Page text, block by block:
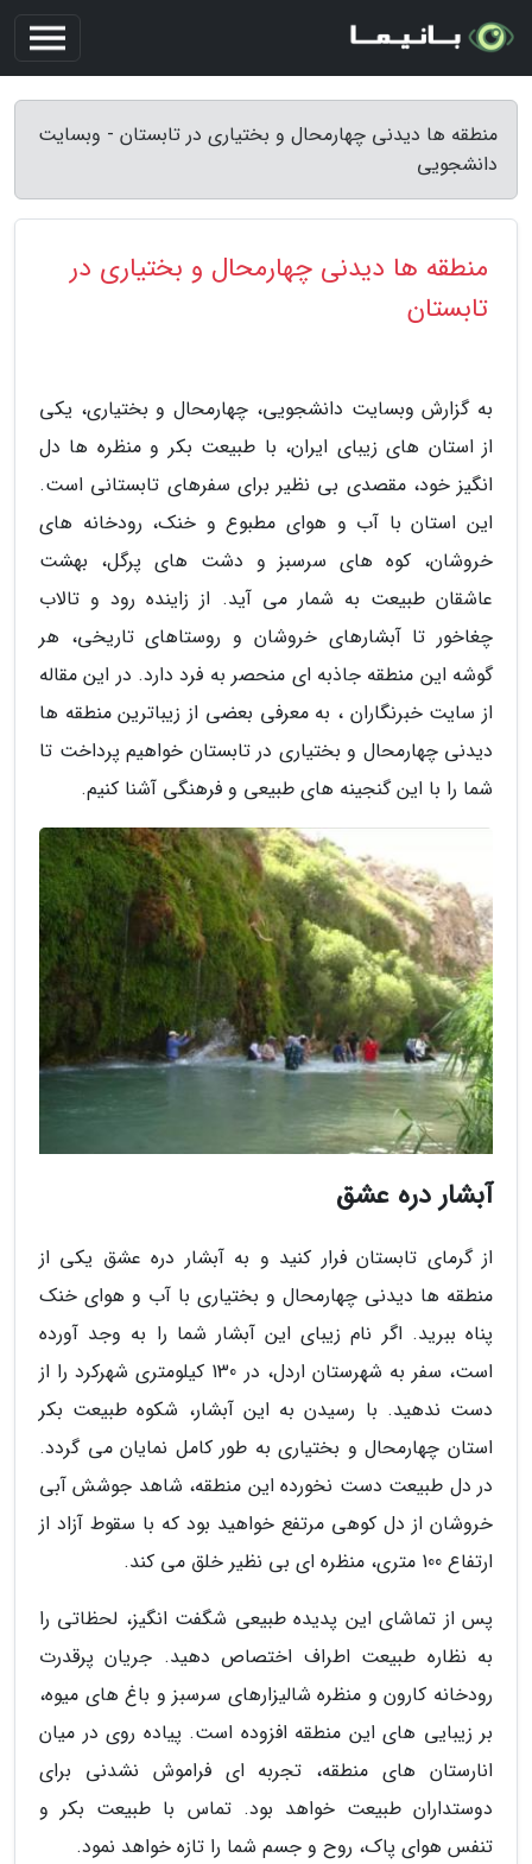
منطقه ها دیدنی چهارمحال و بختیاری در تابستان - وبسایت
دانشجویی
منطقه ها دیدنی چهارمحال و بختیاری در
تابستان
به گزارش وبسایت دانشجویی، چهارمحال و بختیاری، یکی
از استان های زیبای ایران، با طبیعت بکر و منظره ها دل
انگیز خود، مقصدی بی نظیر برای سفرهای تابستانی است.
این استان با آب و هوای مطبوع و خنک، رودخانه های
خروشان، کوه های سرسبز و دشت های پرگل، بهشت
عاشقان طبیعت به شمار می آید. از زاینده رود و تالاب
چغاخور تا آبشارهای خروشان و روستاهای تاریخی، هر
گوشه این منطقه جاذبه ای منحصر به فرد دارد. در این مقاله
از سایت خبرنگاران ، به معرفی بعضی از زیباترین منطقه ها
دیدنی چهارمحال و بختیاری در تابستان خواهیم پرداخت تا
شما را با این گنجینه های طبیعی و فرهنگی آشنا کنیم.
آبشار دره عشق
از گرمای تابستان فرار کنید و به آبشار دره عشق یکی از
منطقه ها دیدنی چهارمحال و بختیاری با آب و هوای خنک
پناه ببرید. اگر نام زیبای این آبشار شما را به وجد آورده
است، سفر به شهرستان اردل، در 130 کیلومتری شهرکرد را از
دست ندهید. با رسیدن به این آبشار، شکوه طبیعت بکر
استان چهارمحال و بختیاری به طور کامل نمایان می گردد.
در دل طبیعت دست نخورده این منطقه، شاهد جوشش آبی
خروشان از دل کوهی مرتفع خواهید بود که با سقوط آزاد از
ارتفاع 100 متری، منظره ای بی نظیر خلق می کند.
پس از تماشای این پدیده طبیعی شگفت انگیز، لحظاتی را
به نظاره طبیعت اطراف اختصاص دهید. جریان پرقدرت
رودخانه کارون و منظره شالیزارهای سرسبز و باغ های میوه،
بر زیبایی های این منطقه افزوده است. پیاده روی در میان
انارستان های منطقه، تجربه ای فراموش نشدنی برای
دوستداران طبیعت خواهد بود. تماس با طبیعت بکر و
تنفس هوای پاک، روح و جسم شما را تازه خواهد نمود.